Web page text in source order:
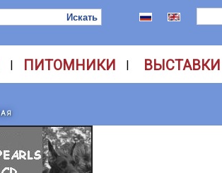
| ПИТОМНИКИ | ВЫСТАВКИ